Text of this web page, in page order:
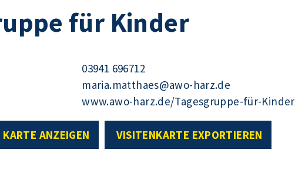
für Kinder
03941 696712
maria.matthaes@awo-harz.de
www.awo-harz.de/Tagesgruppe-für-Kinder
KARTE ANZEIGEN VISITENKARTE EXPORTIEREN